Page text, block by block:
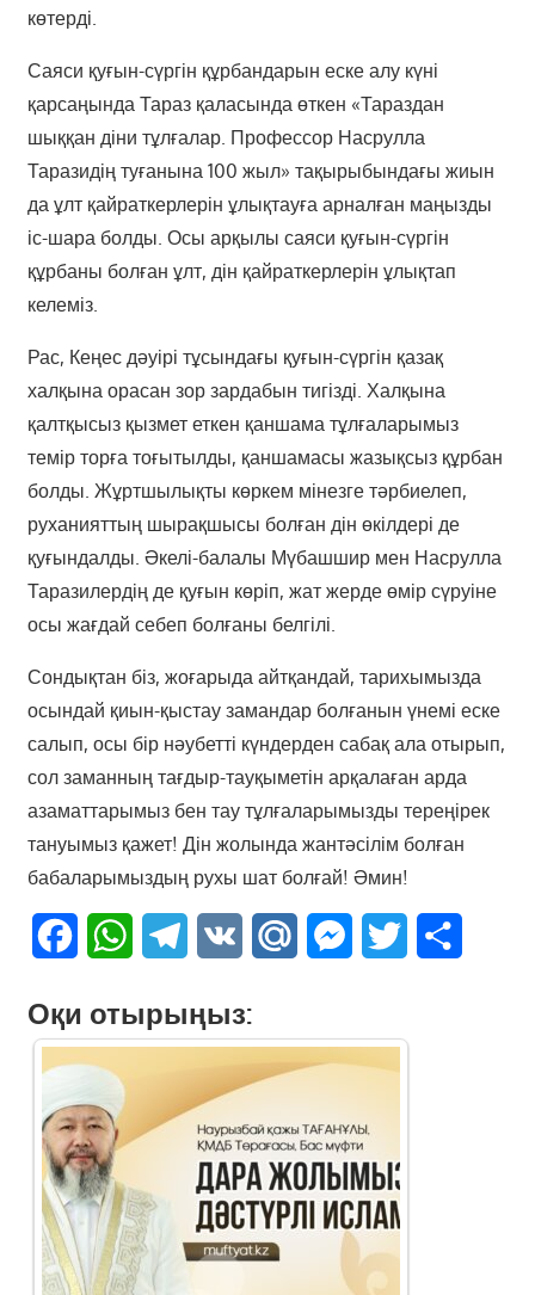
көтерді.
Саяси қуғын-сүргін құрбандарын еске алу күні
қарсаңында Тараз қаласында өткен «Тараздан
шыққан діни тұлғалар. Профессор Насрулла
Таразидің туғанына 100 жыл» тақырыбындағы жиын
да ұлт қайраткерлерін ұлықтауға арналған маңызды
іс-шара болды. Осы арқылы саяси қуғын-сүргін
құрбаны болған ұлт, дін қайраткерлерін ұлықтап
келеміз.
Рас, Кеңес дәуірі тұсындағы қуғын-сүргін қазақ
халқына орасан зор зардабын тигізді. Халқына
қалтқысыз қызмет еткен қаншама тұлғаларымыз
темір торға тоғытылды, қаншамасы жазықсыз құрбан
болды. Жұртшылықты көркем мінезге тәрбиелеп,
руханияттың шырақшысы болған дін өкілдері де
қуғындалды. Әкелі-балалы Мүбашшир мен Насрулла
Таразилердің де қуғын көріп, жат жерде өмір сүруіне
осы жағдай себеп болғаны белгілі.
Сондықтан біз, жоғарыда айтқандай, тарихымызда
осындай қиын-қыстау замандар болғанын үнемі еске
салып, осы бір нәубетті күндерден сабақ ала отырып,
сол заманның тағдыр-тауқыметін арқалаған арда
азаматтарымыз бен тау тұлғаларымызды тереңірек
тануымыз қажет! Дін жолында жантәсілім болған
бабаларымыздың рухы шат болғай! Әмин!
FacebookWhatsAppTelegram
VK Mail.Ru Messenger
Twitter
Оқи отырыңыз: